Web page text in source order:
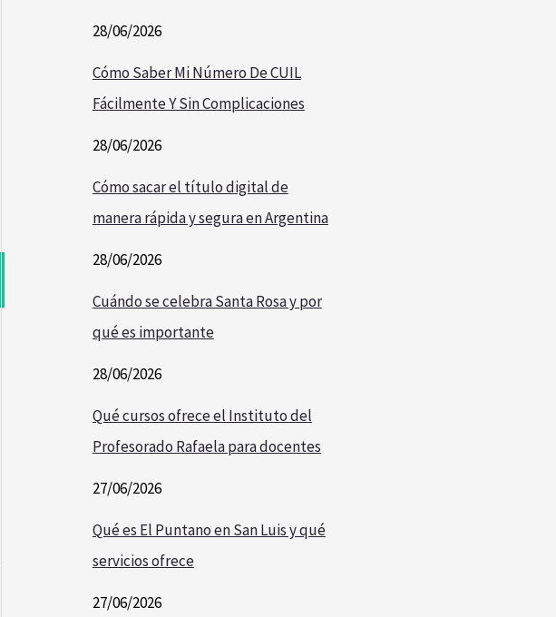
28/06/2026
Cómo Saber Mi Número De CUIL
Fácilmente Y Sin Complicaciones
28/06/2026
Cómo sacar el título digital de
manera rápida y segura en Argentina
28/06/2026
Cuándo se celebra Santa Rosa y por
qué es importante
28/06/2026
Qué cursos ofrece el Instituto del
Profesorado Rafaela para docentes
27/06/2026
Qué es El Puntano en San Luis y qué
servicios ofrece
27/06/2026